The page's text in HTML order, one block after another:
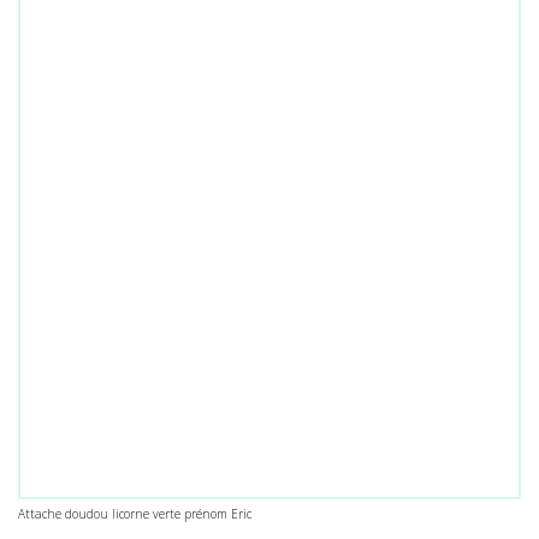
Attache doudou licorne verte prénom Eric